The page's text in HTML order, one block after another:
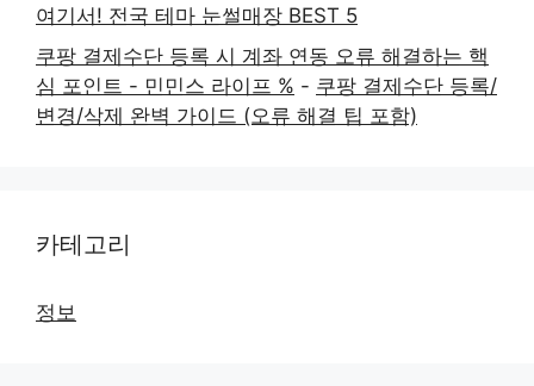
여기서! 전국 테마 눈썰매장 BEST 5
쿠팡 결제수단 등록 시 계좌 연동 오류 해결하는 핵
심 포인트 - 민민스 라이프 % - 쿠팡 결제수단 등록/
변경/삭제 완벽 가이드 (오류 해결 팁 포함)
카테고리
정보